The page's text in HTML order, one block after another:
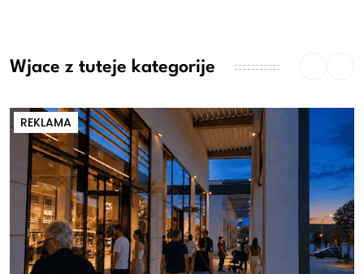
Wjace z tuteje kategorije
REKLAMA